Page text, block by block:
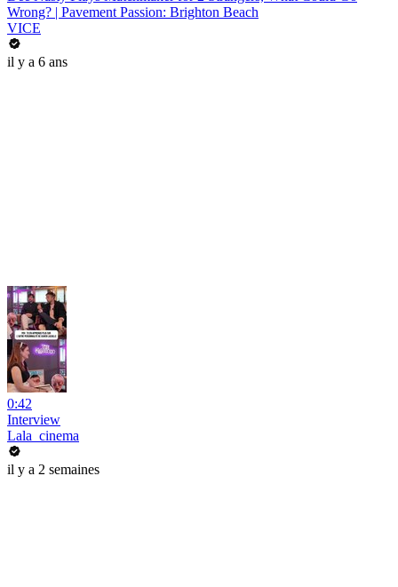
Wrong? | Pavement Passion: Brighton Beach
VICE
il y a 6 ans
0:42
Interview
Lala_cinema
il y a 2 semaines